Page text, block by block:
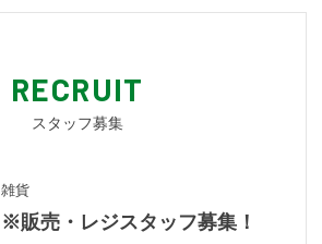
RECRUIT
スタッフ募集
雑貨
※販売・レジスタッフ募集！